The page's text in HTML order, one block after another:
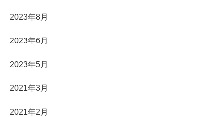
2023年8月
2023年6月
2023年5月
2021年3月
2021年2月